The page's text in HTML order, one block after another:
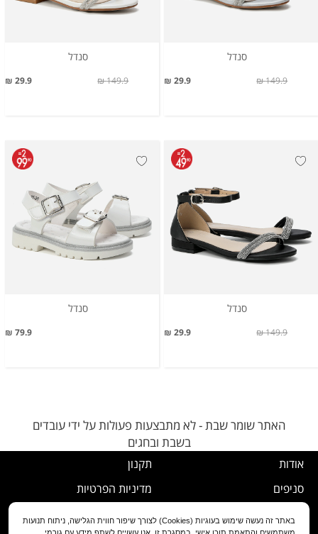
סנדל
29.9 ₪ 149.9 ₪
סנדל
29.9 ₪ 149.9 ₪
סנדל
29.9 ₪ 149.9 ₪
סנדל
79.9 ₪
האתר שומר שבת - לא מתבצעות פעולות על ידי עובדים
בשבת ובחגים
אודות
סניפים
תקנון
מדיניות הפרטיות
נוהל ביטול עסקה
באתר זה נעשה שימוש בעוגיות (Cookies) לצורך שיפור חווית הגלישה, ניתוח תנועות